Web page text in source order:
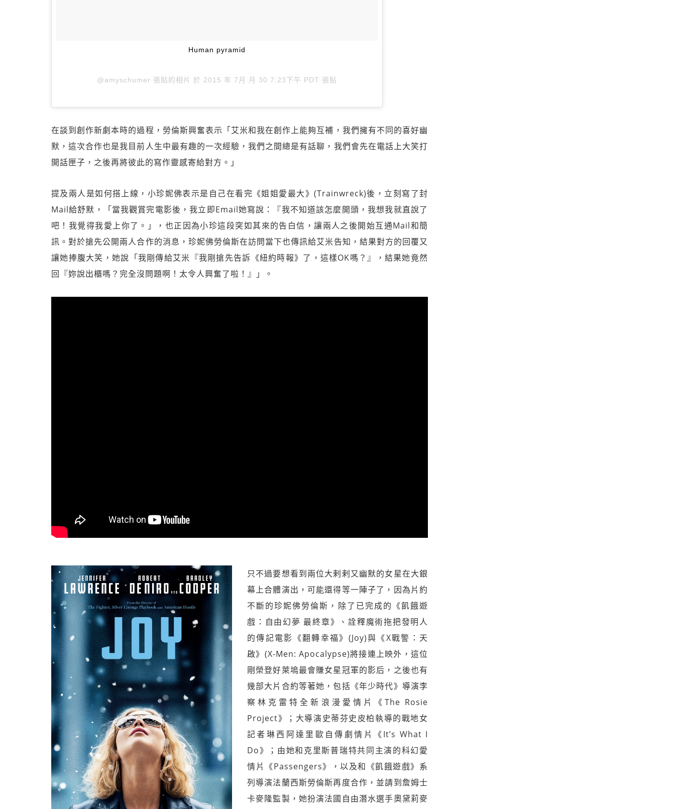
Human pyramid
@amyschumer 張貼的相片 於 2015 年 7月 月 30 7:23下午 PDT 張貼
在談到創作新劇本時的過程，勞倫斯興奮表示「艾米和我在創作上能夠互補，我們擁有不同的喜好幽
默，這次合作也是我目前人生中最有趣的一次經驗，我們之間總是有話聊，我們會先在電話上大笑打
開話匣子，之後再將彼此的寫作靈感寄給對方。」
提及兩人是如何搭上線，小珍妮佛表示是自己在看完《姐姐愛最大》(Trainwreck)後，立刻寫了封
Mail給舒默，「當我觀賞完電影後，我立即Email她寫說：『我不知道該怎麼開頭，我想我就直說了
吧！我覺得我愛上你了。」，也正因為小珍這段突如其來的告白信，讓兩人之後開始互通Mail和簡
訊。對於搶先公開兩人合作的消息，珍妮佛勞倫斯在訪問當下也傳訊給艾米告知，結果對方的回覆又
讓她捧腹大笑，她說「我剛傳給艾米『我剛搶先告訴《紐約時報》了，這樣OK嗎？』，結果她竟然
回『妳說出櫃嗎？完全沒問題啊！太令人興奮了啦！』」。
只不過要想看到兩位大剌剌又幽默的女星在大銀
幕上合體演出，可能還得等一陣子了，因為片約
不斷的珍妮佛勞倫斯，除了已完成的《飢餓遊
戲：自由幻夢 最終章》、詮釋魔術拖把發明人
的傳記電影《翻轉幸福》(Joy)與《X戰警：天
啟》(X-Men: Apocalypse)將接連上映外，這位
剛榮登好萊塢最會賺女星冠軍的影后，之後也有
幾部大片合約等著她，包括《年少時代》導演李
察林克雷特全新浪漫愛情片《The Rosie
Project》；大導演史蒂芬史皮柏執導的戰地女
記者琳西阿達里歐自傳劇情片《It’s What I
Do》；由她和克里斯普瑞特共同主演的科幻愛
情片《Passengers》，以及和《飢餓遊戲》系
列導演法蘭西斯勞倫斯再度合作，並請到詹姆士
卡麥隆監製，她扮演法國自由潛水選手奧黛莉麥